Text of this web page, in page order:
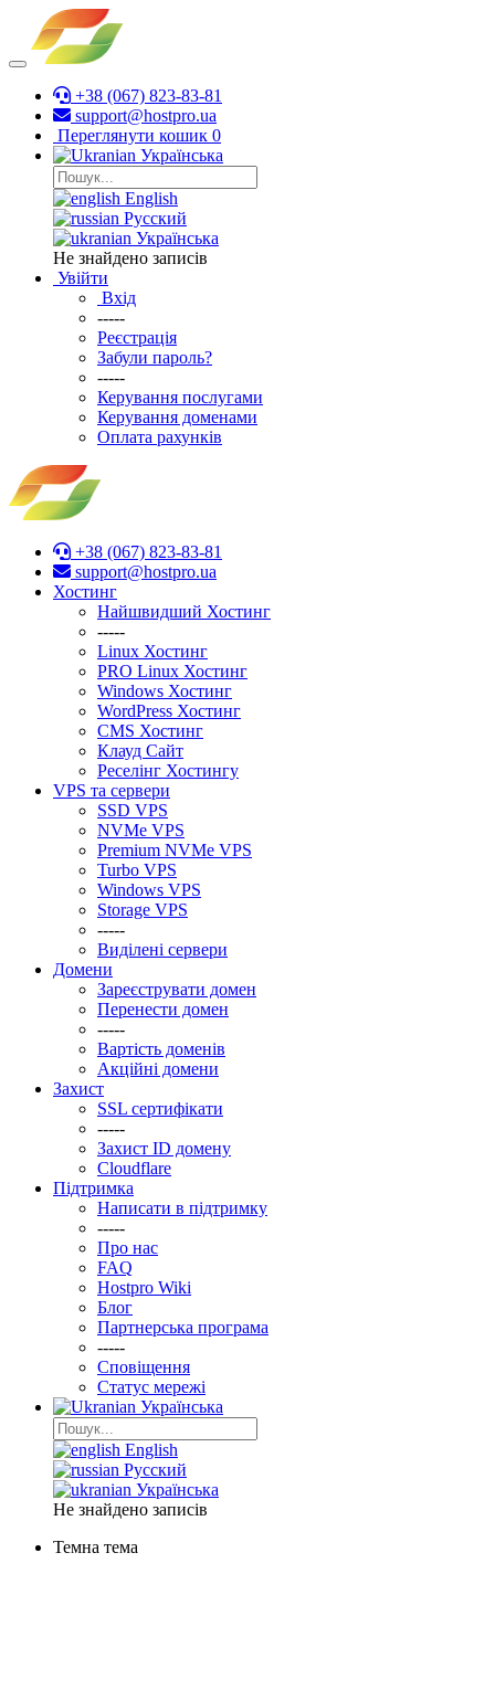
+38 (067) 823-83-81
support@hostpro.ua
Переглянути кошик 0
Українська
English
Русский
Українська
Не знайдено записів
Увійти
Вхід
-----
Реєстрація
Забули пароль?
-----
Керування послугами
Керування доменами
Оплата рахунків
+38 (067) 823-83-81
support@hostpro.ua
Хостинг
Найшвидший Хостинг
-----
Linux Хостинг
PRO Linux Хостинг
Windows Хостинг
WordPress Хостинг
CMS Хостинг
Клауд Сайт
Реселінг Хостингу
VPS та сервери
SSD VPS
NVMe VPS
Premium NVMe VPS
Turbo VPS
Windows VPS
Stоrage VPS
-----
Виділені сервери
Домени
Зареєструвати домен
Перенести домен
-----
Вартість доменів
Акційні домени
Захист
SSL сертифікати
-----
Захист ID домену
Clоudflare
Підтримка
Написати в підтримку
-----
Про нас
FAQ
Hostpro Wiki
Блог
Партнерська програма
-----
Сповіщення
Статус мережі
Українська
English
Русский
Українська
Не знайдено записів
Темна тема